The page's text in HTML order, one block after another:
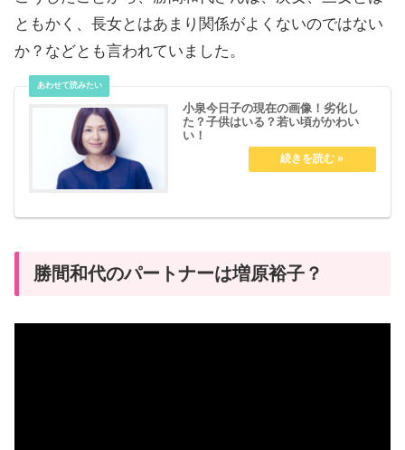
ともかく、長女とはあまり関係がよくないのではない
か？などとも言われていました。
小泉今日子の現在の画像！劣化し
た？子供はいる？若い頃がかわい
い！
勝間和代のパートナーは増原裕子？